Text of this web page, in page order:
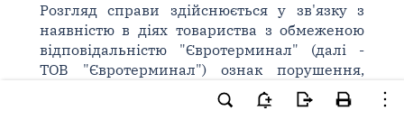
Розгляд справи здійснюється у зв'язку з
наявністю в діях товариства з обмеженою
відповідальністю "Євротерминал" (далі -
ТОВ "Євротерминал") ознак порушення,
пунктом 2 статті 50 та
частини першої статті 13 Закону України